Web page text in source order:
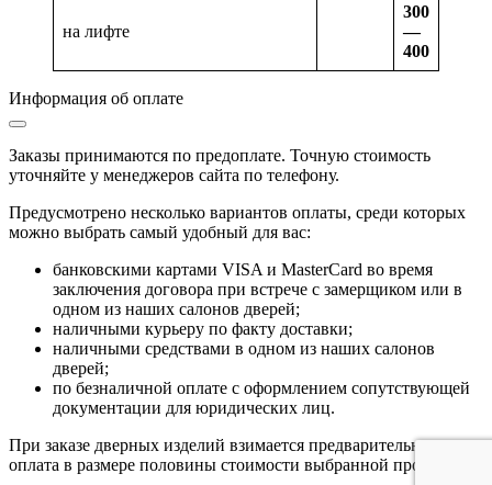
на лифте
300
—
400
Информация об оплате
Заказы принимаются по предоплате. Точную стоимость
уточняйте у менеджеров сайта по телефону.
Предусмотрено несколько вариантов оплаты, среди которых
можно выбрать самый удобный для вас:
банковскими картами VISA и MasterCard во время
заключения договора при встрече с замерщиком или в
одном из наших салонов дверей;
наличными курьеру по факту доставки;
наличными средствами в одном из наших салонов
дверей;
по безналичной оплате с оформлением сопутствующей
документации для юридических лиц.
При заказе дверных изделий взимается предварительная
оплата в размере половины стоимости выбранной продукции.